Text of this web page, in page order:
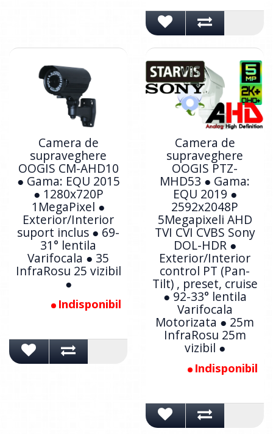
Camera de
supraveghere
OOGIS CM-AHD10
● Gama: EQU 2015
● 1280x720P
1MegaPixel ●
Exterior/Interior
suport inclus ● 69-
31° lentila
Varifocala ● 35
InfraRosu 25 vizibil
●
Indisponibil
Camera de
supraveghere
OOGIS PTZ-
MHD53 ● Gama:
EQU 2019 ●
2592x2048P
5Megapixeli AHD
TVI CVI CVBS Sony
DOL-HDR ●
Exterior/Interior
control PT (Pan-
Tilt) , preset, cruise
● 92-33° lentila
Varifocala
Motorizata ● 25m
InfraRosu 25m
vizibil ●
Indisponibil